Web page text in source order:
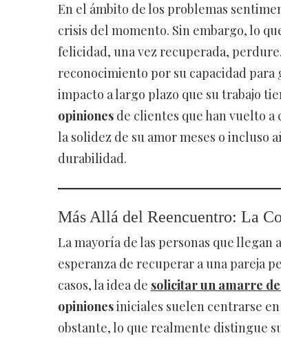
En el ámbito de los problemas
crisis del momento. Sin embargo, lo
felicidad, una vez recuperada,
reconocimiento por su capacidad
impacto a largo plazo que su trabajo
opinionesde clientes que han vuelto a
la solidez de su amor meses o incluso
durabilidad.
Más Allá del Reencuentro: La
La mayoría de las personas que
esperanza de recuperar a una pareja
casos, la idea de solicitar un amarre
opinionesiniciales suelen centrarse
obstante, lo que realmente distingue